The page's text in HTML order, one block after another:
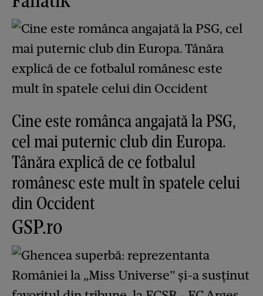
Cine este românca angajată la PSG,
cel mai puternic club din Europa.
Tânăra explică de ce fotbalul
românesc este mult în spatele celui
din Occident
GSP.ro